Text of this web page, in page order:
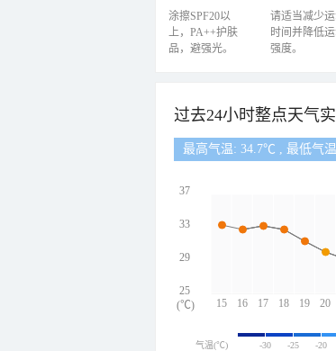
涂擦SPF20以
上，PA++护肤
品，避强光。
请适当减少
时间并降低
强度。
过去24小时整点天气
最高气温: 34.7℃ , 最低气
15 16 17 18 19 20
37
33
29
25
(℃)
气温(℃) -30 -25 -20